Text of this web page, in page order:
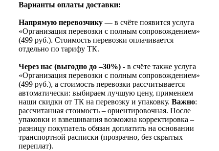
Варианты оплаты доставки:
Напрямую перевозчику — в счёте появится услуга
«Организация перевозки с полным сопровождением»
(499 руб.). Стоимость перевозки оплачивается
отдельно по тарифу ТК.
Через нас (выгодно до –30%) - в счёте также услуга
«Организация перевозки с полным сопровождением»
(499 руб.), а стоимость перевозки рассчитывается
автоматически: выбираем лучшую цену, применяем
наши скидки от ТК на перевозку и упаковку. Важно:
рассчитанная стоимость – ориентировочная. После
упаковки и взвешивания возможна корректировка –
разницу покупатель обязан доплатить на основании
транспортной расписки (прозрачно, без скрытых
переплат).